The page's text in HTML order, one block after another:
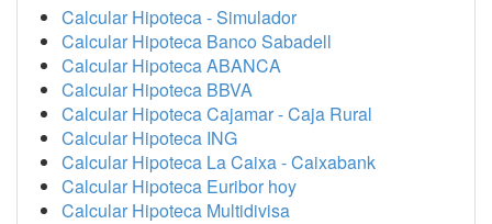
Calcular Hipoteca - Simulador
Calcular Hipoteca Banco Sabadell
Calcular Hipoteca ABANCA
Calcular Hipoteca BBVA
Calcular Hipoteca Cajamar - Caja Rural
Calcular Hipoteca ING
Calcular Hipoteca La Caixa - Caixabank
Calcular Hipoteca Euribor hoy
Calcular Hipoteca Multidivisa